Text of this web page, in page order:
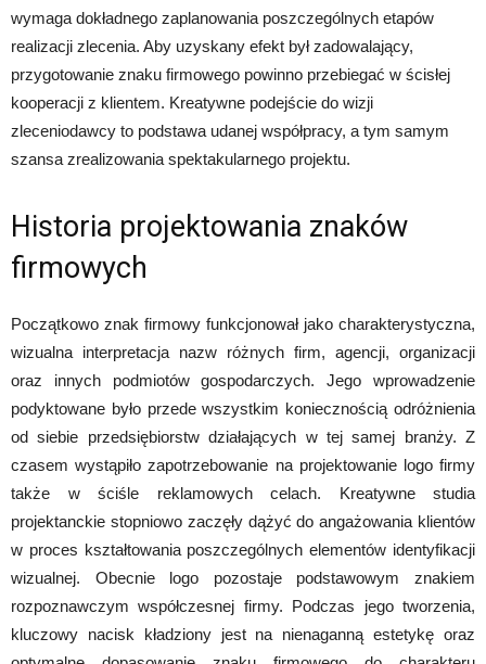
wymaga dokładnego zaplanowania poszczególnych etapów
realizacji zlecenia. Aby uzyskany efekt był zadowalający,
przygotowanie znaku firmowego powinno przebiegać w ścisłej
kooperacji z klientem. Kreatywne podejście do wizji
zleceniodawcy to podstawa udanej współpracy, a tym samym
szansa zrealizowania spektakularnego projektu.
Historia projektowania znaków
firmowych
Początkowo znak firmowy funkcjonował jako charakterystyczna,
wizualna interpretacja nazw różnych firm, agencji, organizacji
oraz innych podmiotów gospodarczych. Jego wprowadzenie
podyktowane było przede wszystkim koniecznością odróżnienia
od siebie przedsiębiorstw działających w tej samej branży. Z
czasem wystąpiło zapotrzebowanie na projektowanie logo firmy
także w ściśle reklamowych celach. Kreatywne studia
projektanckie stopniowo zaczęły dążyć do angażowania klientów
w proces kształtowania poszczególnych elementów identyfikacji
wizualnej. Obecnie logo pozostaje podstawowym znakiem
rozpoznawczym współczesnej firmy. Podczas jego tworzenia,
kluczowy nacisk kładziony jest na nienaganną estetykę oraz